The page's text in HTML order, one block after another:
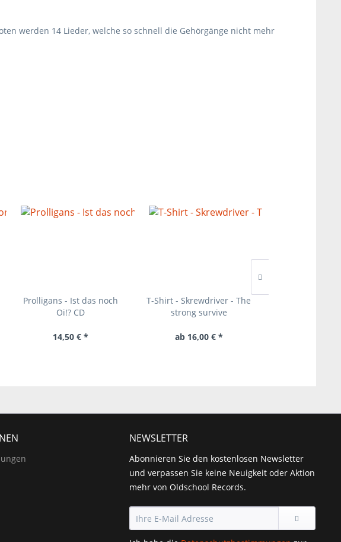
werden 14 Lieder, welche so schnell die Gehörgänge nicht mehr
Prolligans - Ist das noch
Oi!? CD
14,50 € *
T-Shirt - Skrewdriver - The
strong survive
ab 16,00 € *
NEWSLETTER
Abonnieren Sie den kostenlosen Newsletter
und verpassen Sie keine Neuigkeit oder Aktion
mehr von Oldschool Records.